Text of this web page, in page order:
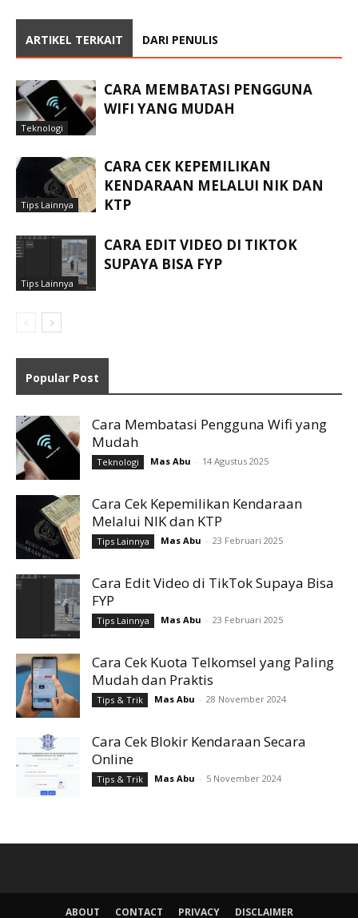
ARTIKEL TERKAIT DARI PENULIS
Teknologi
CARA MEMBATASI PENGGUNA
WIFI YANG MUDAH
Tips Lainnya
CARA CEK KEPEMILIKAN
KENDARAAN MELALUI NIK DAN
KTP
Tips Lainnya
CARA EDIT VIDEO DI TIKTOK
SUPAYA BISA FYP
Popular Post
Cara Membatasi Pengguna Wifi yang
Mudah
Teknologi Mas Abu - 14 Agustus 2025
Cara Cek Kepemilikan Kendaraan
Melalui NIK dan KTP
Tips Lainnya Mas Abu - 23 Februari 2025
Cara Edit Video di TikTok Supaya Bisa
FYP
Tips Lainnya Mas Abu - 23 Februari 2025
Cara Cek Kuota Telkomsel yang Paling
Mudah dan Praktis
Tips & Trik Mas Abu - 28 November 2024
Cara Cek Blokir Kendaraan Secara
Online
Tips & Trik Mas Abu - 5 November 2024
ABOUT CONTACT PRIVACY DISCLAIMER